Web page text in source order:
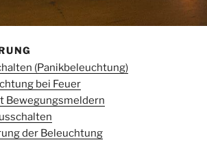
(Panikbeleuchtung)
bei Feuer
Bewegungsmeldern
der Beleuchtung